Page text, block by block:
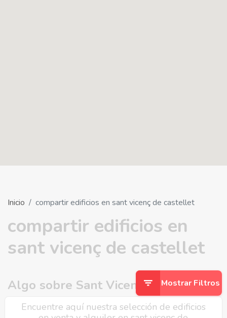
Inicio compartir edificios en sant vicenç de castellet
compartir edificios en
sant vicenç de castellet
Mostrar Filtros
Algo sobre Sant Vicenç de Castellet
Encuentre aquí nuestra selección de edificios